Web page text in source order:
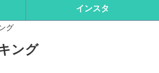
インスタ
グ
ング